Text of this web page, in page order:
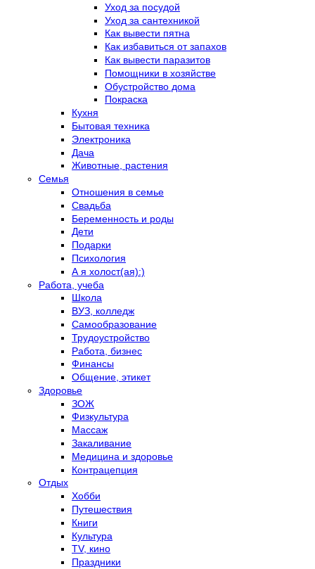
Уход за посудой
Уход за сантехникой
Как вывести пятна
Как избавиться от запахов
Как вывести паразитов
Помощники в хозяйстве
Обустройство дома
Покраска
Кухня
Бытовая техника
Электроника
Дача
Животные, растения
Семья
Отношения в семье
Свадьба
Беременность и роды
Дети
Подарки
Психология
А я холост(ая):)
Работа, учеба
Школа
ВУЗ, колледж
Самообразование
Трудоустройство
Работа, бизнес
Финансы
Общение, этикет
Здоровье
ЗОЖ
Физкультура
Массаж
Закаливание
Медицина и здоровье
Контрацепция
Отдых
Хобби
Путешествия
Книги
Культура
TV, кино
Праздники